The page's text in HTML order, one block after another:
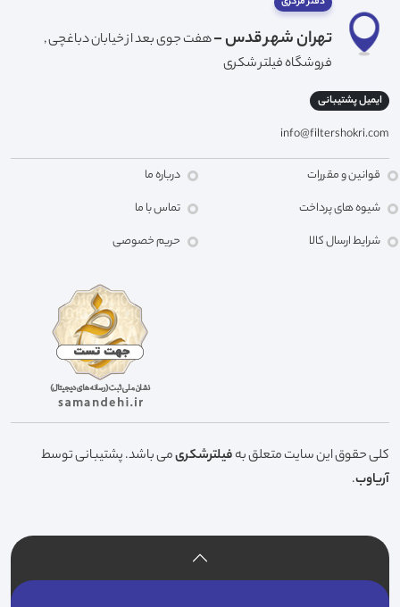
تهران شهر قدس -هفت جوی بعد از خیابان دباغچی ,
فروشگاه فیلتر شکری
ایمیل پشتیبانی
info@filtershokri.com
قوانین و مقررات
شیوه های پرداخت
شرایط ارسال کالا
درباره ما
تماس با ما
حریم خصوصی
کلی حقوق این سایت متعلق بهفیلترشکریمی باشد. پشتیبانی توسط
آریاوب.